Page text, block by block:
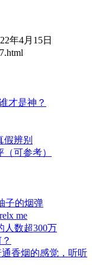
年4月15日
才是神？
假辨别
可参考）
子的烟弹
me
人数超300万
香烟的感觉，听听